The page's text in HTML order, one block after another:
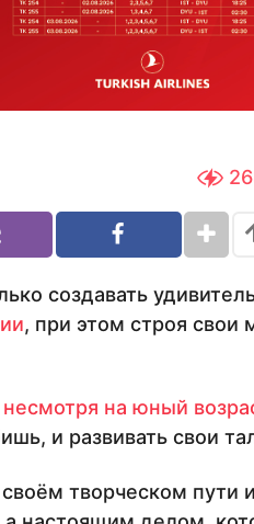
создавать
, при этом строя свои
несмотря на юный
и развивать свои
творческом пути